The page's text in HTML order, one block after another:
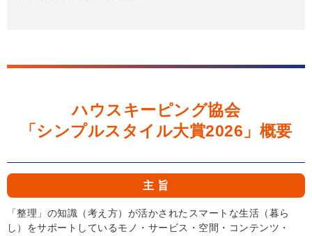
ハウスキーピング協会
「シンプルスタイル大賞2026」概要
主 旨
「整理」の知識（考え方）が活かされたスマートな生活（暮ら
し）をサポートしているモノ・サービス・空間・コンテンツ・